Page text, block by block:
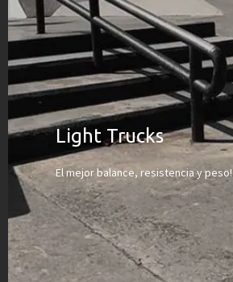
Light Trucks
El mejor balance, resistencia y peso!